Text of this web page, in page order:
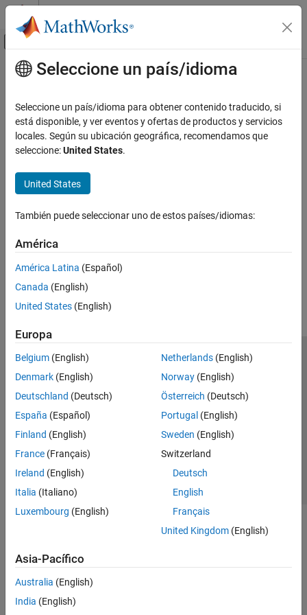
Saltar al contenido
Mostrar/ocultar menú de navegación
Inicio de Documentación
Contenido principal
¿Qué tan útil fue esta traducción?
Seleccione un país/idioma
Seleccione un país/idioma para obtener contenido traducido, si
está disponible, y ver eventos y ofertas de productos y servicios
locales. Según su ubicación geográfica, recomendamos que
seleccione:United States.
United States
También puede seleccionar uno de estos países/idiomas:
América
América Latina (Español)
Canada (English)
United States (English)
Europa
Belgium (English)
Denmark (English)
Deutschland (Deutsch)
España (Español)
Finland (English)
France (Français)
Ireland (English)
Italia (Italiano)
Luxembourg (English)
Netherlands(English)
Norway(English)
Österreich (Deutsch)
Portugal (English)
Sweden (English)
Switzerland
Deutsch
English
Français
United Kingdom(English)
Asia-Pacífico
Australia (English)
India (English)
Centro de confianza
Marcas comerciales
Política de privacidad
Antipiratería
Estado de las aplicaciones
Información de contacto
© 1994-2026 The MathWorks, Inc.
Seleccione un país/